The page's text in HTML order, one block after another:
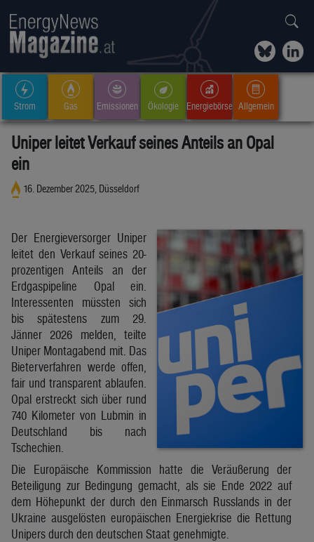
Strom Gas Emissionen Ökologie Energiebörse Allgemein
Uniper leitet Verkauf seines Anteils an Opal
ein
16. Dezember 2025, Düsseldorf
Der Energieversorger Uniper
leitet den Verkauf seines 20-
prozentigen Anteils an der
Erdgaspipeline Opal ein.
Interessenten müssten sich
bis spätestens zum 29.
Jänner 2026 melden, teilte
Uniper Montagabend mit. Das
Bieterverfahren werde offen,
fair und transparent ablaufen.
Opal erstreckt sich über rund
740 Kilometer von Lubmin in
Deutschland bis nach
Tschechien.
Die Europäische Kommission hatte die Veräußerung der
Beteiligung zur Bedingung gemacht, als sie Ende 2022 auf
dem Höhepunkt der durch den Einmarsch Russlands in der
Ukraine ausgelösten europäischen Energiekrise die Rettung
Unipers durch den deutschen Staat genehmigte.